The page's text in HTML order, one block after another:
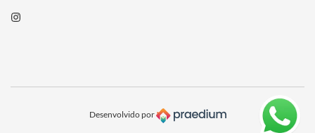
Instagram
Desenvolvido por